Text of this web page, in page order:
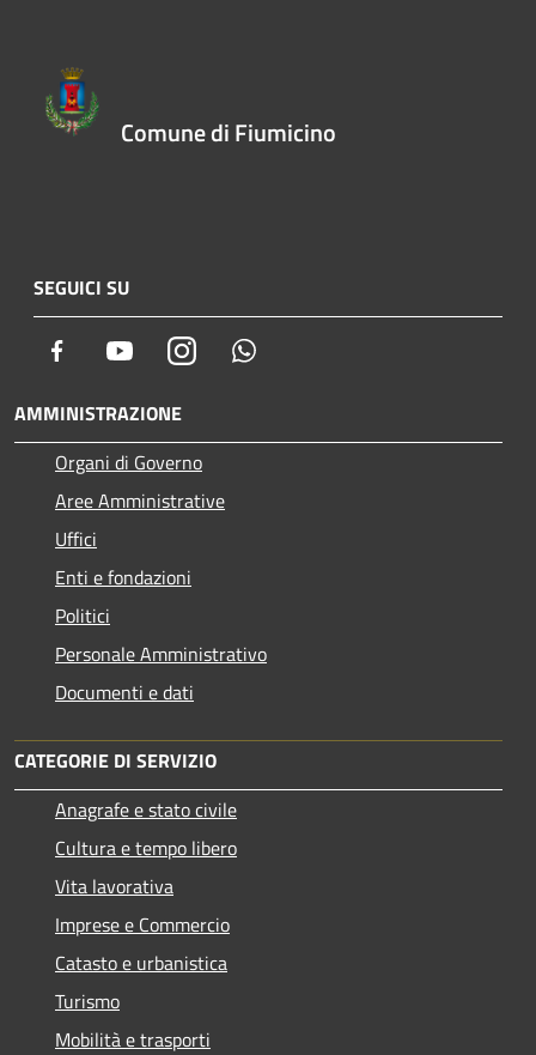
Comune di Fiumicino
SEGUICI SU
Facebook YoutubeInstagram
AMMINISTRAZIONE
Organi di Governo
Aree Amministrative
Uffici
Enti e fondazioni
Politici
Personale Amministrativo
Documenti e dati
CATEGORIE DI SERVIZIO
Anagrafe e stato civile
Cultura e tempo libero
Vita lavorativa
Imprese e Commercio
Catasto e urbanistica
Turismo
Mobilità e trasporti